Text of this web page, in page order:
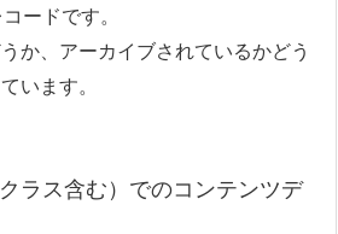
ードです。
か、アーカイブされているかどう
います。
ラス含む）でのコンテンツデ